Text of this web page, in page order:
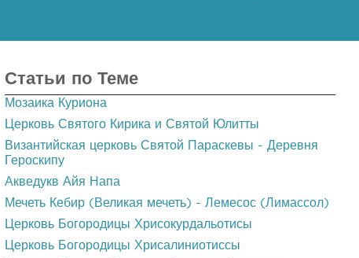
Статьи по Теме
Мозаика Куриона
Церковь Святого Кирика и Святой Юлитты
Византийская церковь Святой Параскевы - Деревня
Героскипу
Акведукв Айя Напа
Мечеть Кебир (Великая мечеть) - Лемесос (Лимассол)
Церковь Богородицы Хрисокурдальотисы
Церковь Богородицы Хрисалиниотиссы